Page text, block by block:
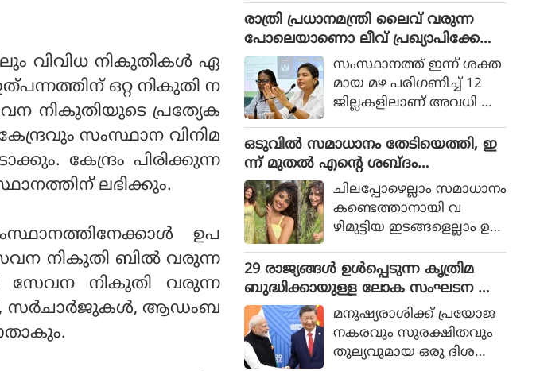
വിവിധ നികുതികള്‍ ഏ
ഒറ്റ നികുതി ന
നികുതിയുടെ പ്രത്യേക
സംസ്ഥാന വിനിമ
കേന്ദ്രം പിരിക്കുന്ന
ലഭിക്കും.
ഉപ
നികുതി ബില്‍ വരുന്ന
സേവന നികുതി വരുന്ന
സര്‍ചാര്‍ജുകള്‍, ആഡംബ
മൊഹ്സിന്‍ നഖ്വി
വ്യാഴാഴ്ച പറഞ്ഞു. കര
സേനാ മേധാവി ഫീല്‍ഡ്
മാര്‍ഷല്‍ സയ്യിദ് അസിം
മുനീറിന്റെ അടുത്ത
യാളായി അറിയപ്പെടുന്ന ന
ഖ്വി പാകിസ്ഥാന്റെ
കോക്രോച്ചുകള്‍ ഒ
ന്നിച്ചാല്‍ രാജ്യത്തെ മ
റിച്ചിടാന്‍ കഴിയുമെന്ന് പറ
ഞ്ഞു.
രാത്രി പ്രധാനമന്ത്രി ലൈവ് വരുന്ന
പോലെയാണൊ ലീവ് പ്രഖ്യാപിക്കേണ്ട
ത്, എറണാകുളം ജില്ലാ കളക്ടർ
ക്കെതിരെ വിമർശനം
സംസ്ഥാനത്ത് ഇന്ന് ശക്ത
മായ മഴ പരിഗണിച്ച് 12
ജില്ലകളിലാണ് അവധി പ്ര
ഒടുവില്‍ സമാധാനം തേടിയെത്തി, ഇ
ന്ന് മുതല്‍ എന്റെ ശബ്ദം
തിരെഞ്ഞെടുക്കുന്നു, പോസ്റ്റുമായി
അനുപമ പരമേശ്വരന്‍, ഒരു ബ്രെയ്ക്ക
പ്പ് മണക്കുന്നുവെന്ന് സോഷ്യല്‍
മീഡിയ
ചിലപ്പോഴെല്ലാം സമാധാനം
കണ്ടെത്താനായി വ
ഴിമുട്ടിയ ഇടങ്ങളെല്ലാം ഉ
രും.
29 രാജ്യങ്ങള്‍ ഉള്‍പ്പെടുന്ന കൃത്രിമ
ബുദ്ധിക്കായുള്ള ലോക സംഘടന ആ
രംഭിച്ച് ചൈന; ഇന്ത്യ ഇല്ലമനുഷ്യരാശിക്ക് പ്രയോജ
നകരവും സുരക്ഷിതവും
തുല്യവുമായ ഒരു ദിശ